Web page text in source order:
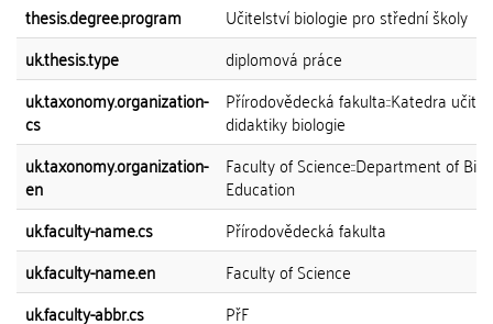
thesis.degree.program
Učitelství biologie pro střední školy
uk.thesis.type
diplomová práce
uk.taxonomy.organization-
cs
Přírodovědecká fakulta::Katedra
didaktiky biologie
uk.taxonomy.organization-
en
Faculty of Science::Department of
Education
uk.faculty-name.cs
Přírodovědecká fakulta
uk.faculty-name.en
Faculty of Science
uk.faculty-abbr.cs
PřF